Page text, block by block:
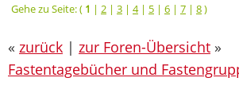
Gehe zu Seite: ( 1 | 2 | 3 | 4| 5 | 6 | 7 | 8)
« zurück | zur Foren-Übersicht »
Fastentagebücher und